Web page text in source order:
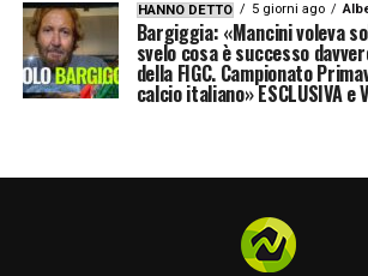
HANNO DETTO 5 giorni ago
Bargiggia: «Mancini voleva
svelo cosa è successo
della FIGC. Campionato
calcio italiano» ESCLUSIVA e